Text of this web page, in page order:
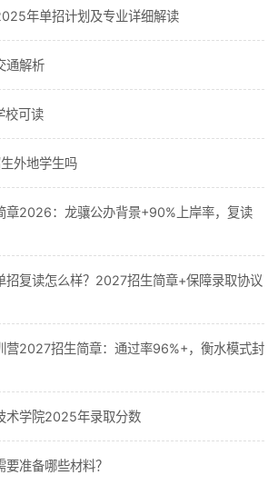
年单招计划及专业详细解读
通解析
校可读
外地学生吗
章2026：龙骧公办背景+90%上岸率，复读
招复读怎么样？2027招生简章+保障录取协议
营2027招生简章：通过率96%+，衡水模式封
术学院2025年录取分数
准备哪些材料？